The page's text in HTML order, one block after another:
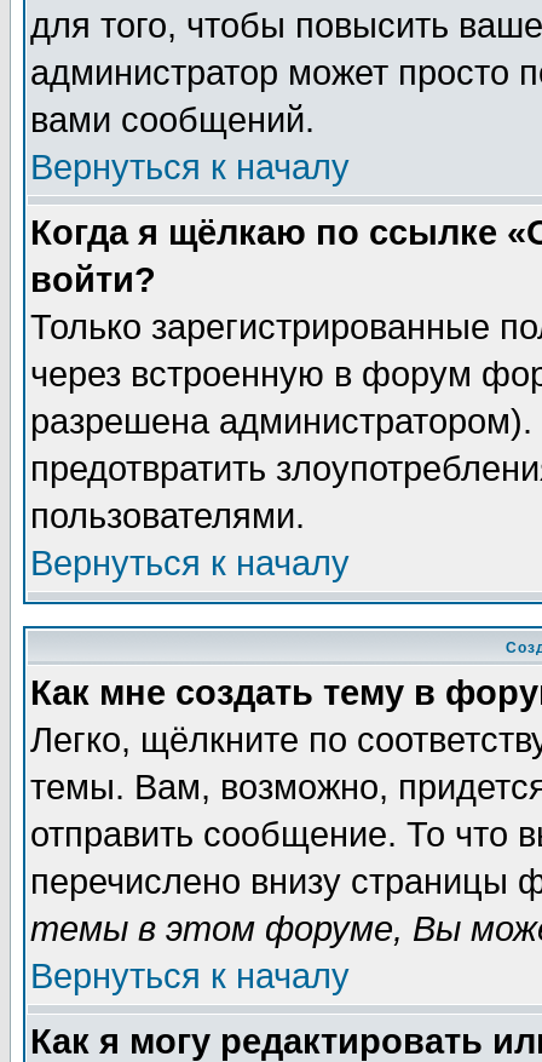
для того, чтобы повысить
администратор может просто
вами сообщений.
Вернуться к началу
Когда я щёлкаю по ссылке
войти?
Только зарегистрированные
через встроенную в форум
разрешена
предотвратить
пользователями.
Вернуться к началу
Как мне создать тему в
Легко, щёлкните по
темы. Вам, возможно,
отправить сообщение. То что
перечислено внизу страницы
темы в этом форуме, Вы
Вернуться к началу
Как я могу редактировать